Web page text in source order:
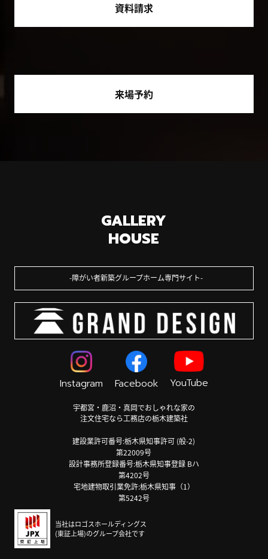
資料請求
来場予約
GALLERY
HOUSE
障がい者新築グループホーム専門サイト
Instagram Facebook YouTube
宇都宮・鹿沼・真岡でおしゃれな家の
注文住宅なら工務店の栃木建築社
建設業許可番号:栃木県知事許可 (般-2)
第22009号
設計事務所登録番号:栃木県知事登録 Bハ
第4202号
宅地建物取引業免許:栃木県知事（1）
第5242号
当社はロゴスホールディングス
(東証上場)のグループ会社です